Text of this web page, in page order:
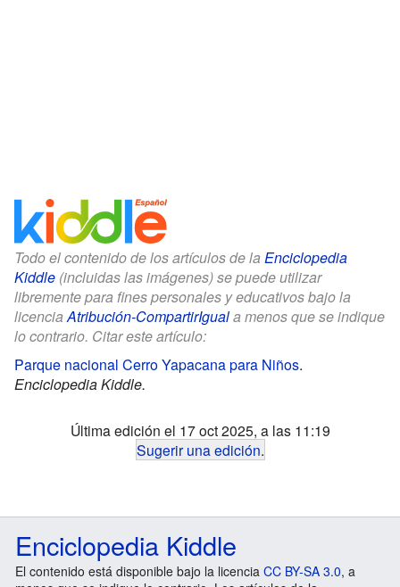
Todo el contenido de los artículos de la Enciclopedia
Kiddle (incluidas las imágenes) se puede utilizar
libremente para fines personales y educativos bajo la
licenciaAtribución-CompartirIguala menos que se indique
lo contrario. Citar este artículo:
Parque nacional Cerro Yapacana para Niños.
Enciclopedia Kiddle.
Última edición el 17 oct 2025, a las 11:19
Sugerir una edición.
Enciclopedia Kiddle
El contenido está disponible bajo la licencia CC BY-SA 3.0, a